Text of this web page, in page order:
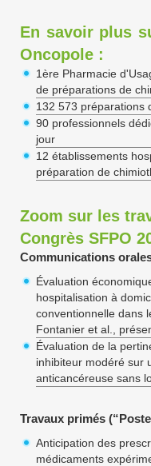
En savoir plus
Oncopole :
1ère Pharmacie
de préparations de
132 573 préparations
90 professionnels
jour
12 établissements
préparation de
Zoom sur les
Congrès SFPO
Communications
Évaluation
hospitalisation à
conventionnelle dans
Fontanier et al.,
Évaluation de la
inhibiteur modéré sur
anticancéreuse sans
Travaux primés
Anticipation des
médicaments